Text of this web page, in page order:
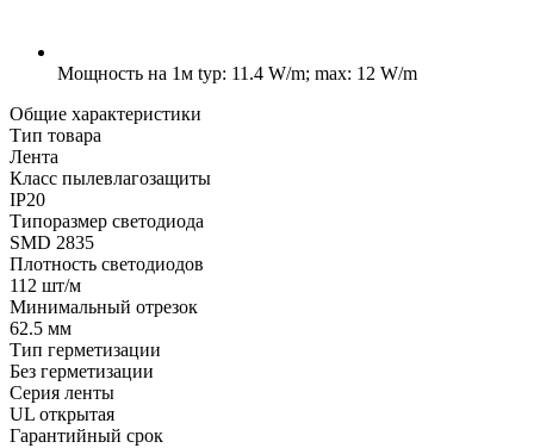
Мощность на 1м typ: 11.4 W/m; max: 12 W/m
Общие характеристики
Тип товара
Лента
Класс пылевлагозащиты
IP20
Типоразмер светодиода
SMD 2835
Плотность светодиодов
112 шт/м
Минимальный отрезок
62.5 мм
Тип герметизации
Без герметизации
Серия ленты
UL открытая
Гарантийный срок